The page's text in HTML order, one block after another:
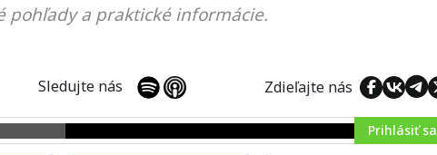
pohľady a praktické informácie.
Sledujte nás Zdieľajte nás
Prihlásiť sa